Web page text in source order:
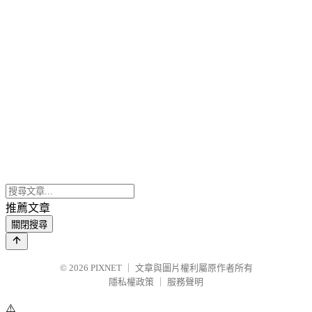
推薦文章
關閉搜尋
© 2026 PIXNET
文章與圖片權利屬原作者所有
隱私權政策
服務聲明
⚠️